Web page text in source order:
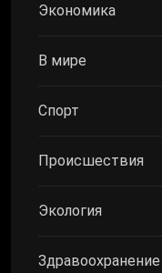
Экономика
В мире
Спорт
Происшествия
Экология
Здравоохранение